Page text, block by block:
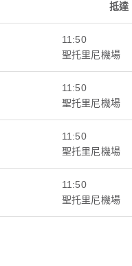
抵達
11:50
聖托里尼機場
11:50
聖托里尼機場
11:50
聖托里尼機場
11:50
聖托里尼機場